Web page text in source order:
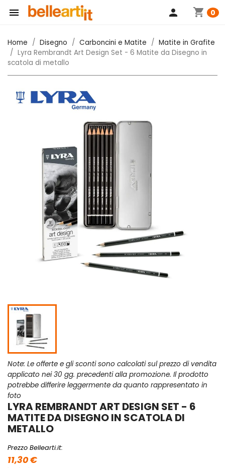
 shopping_cart 0
person
Home Disegno Carboncini e Matite
Matite in Grafite
Lyra Rembrandt Art Design Set - 6 Matite da Disegno in
scatola di metallo
Note: Le offerte e gli sconti sono calcolati sul prezzo di vendita
applicato nei 30 gg. precedenti alla promozione. Il prodotto
potrebbe differire leggermente da quanto rappresentato in
foto
LYRA REMBRANDT ART DESIGN SET - 6
MATITE DA DISEGNO IN SCATOLA DI
METALLO
Prezzo Bellearti.it:
11,30 €